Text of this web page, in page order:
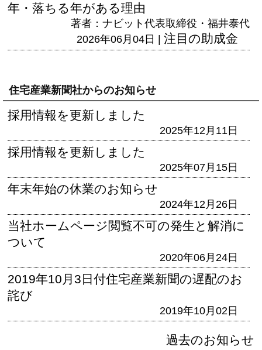
年・落ちる年がある理由
著者：ナビット代表取締役・福井泰代
2026年06月04日 | 注目の助成金
住宅産業新聞社からのお知らせ
採用情報を更新しました
2025年12月11日
採用情報を更新しました
2025年07月15日
年末年始の休業のお知らせ
2024年12月26日
当社ホームページ閲覧不可の発生と解消に
ついて
2020年06月24日
2019年10月3日付住宅産業新聞の遅配のお
詫び
2019年10月02日
過去のお知らせ